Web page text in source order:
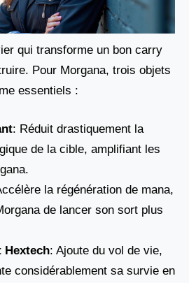
qui transforme un bon carry
Pour Morgana, trois objets
essentiels :
: Réduit drastiquement la
de la cible, amplifiant les
la régénération de mana,
de lancer son sort plus
Hextech: Ajoute du vol de vie,
considérablement sa survie en